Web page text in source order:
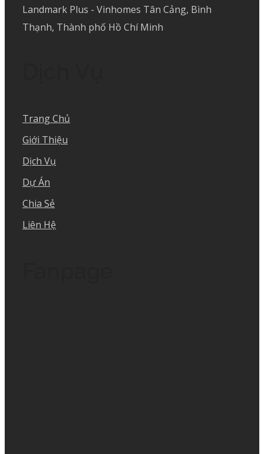
Landmark Plus - Vinhomes Tân Cảng, Bình
Thạnh, Thành phố Hồ Chí Minh
Trang Chủ
Giới Thiệu
Dịch Vụ
Dự Án
Chia Sẻ
Liên Hệ